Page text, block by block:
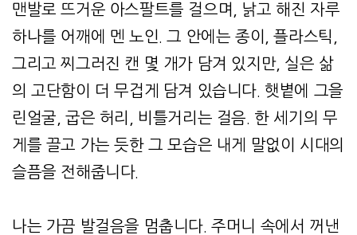
맨발로 뜨거운 아스팔트를 걸으며, 낡고 해진 자루
하나를 어깨에 멘 노인. 그 안에는 종이, 플라스틱,
그리고 찌그러진 캔 몇 개가 담겨 있지만, 실은 삶
의 고단함이 더 무겁게 담겨 있습니다. 햇볕에 그을
린얼굴, 굽은 허리, 비틀거리는 걸음. 한 세기의 무
게를 끌고 가는 듯한 그 모습은 내게 말없이 시대의
슬픔을 전해줍니다.
나는 가끔 발걸음을 멈춥니다. 주머니 속에서 꺼낸